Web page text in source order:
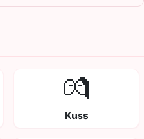
💏
Kuss